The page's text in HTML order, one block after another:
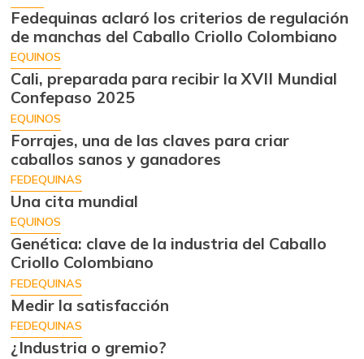
Fedequinas aclaró los criterios de regulación
de manchas del Caballo Criollo Colombiano
EQUINOS
Cali, preparada para recibir la XVII Mundial
Confepaso 2025
EQUINOS
Forrajes, una de las claves para criar
caballos sanos y ganadores
FEDEQUINAS
Una cita mundial
EQUINOS
Genética: clave de la industria del Caballo
Criollo Colombiano
FEDEQUINAS
Medir la satisfacción
FEDEQUINAS
¿Industria o gremio?